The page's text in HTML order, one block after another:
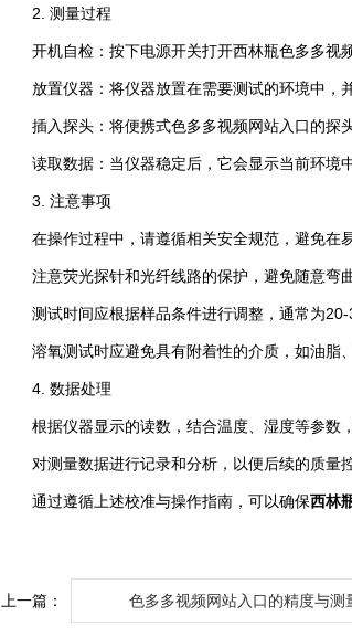
2. 测量过程
开机自检：按下电源开关打开西林瓶色多多视频
放置仪器：将仪器放置在需要测试的环境中，并
插入探头：将便携式色多多视频网站入口的探头
读取数据：当仪器稳定后，它会显示当前环境中
3. 注意事项
在操作过程中，请遵循相关安全规范，避免在易
注意荧光探针和光纤线路的保护，避免随意弯曲
测试时间应根据样品条件进行调整，通常为20-
溶氧测试时应避免具有附着性的介质，如油脂、
4. 数据处理
根据仪器显示的读数，结合温度、湿度等参数，
对测量数据进行记录和分析，以便后续的质量控
通过遵循上述校准与操作指南，可以确保西林
上一篇： 色多多视频网站入口的精度与测